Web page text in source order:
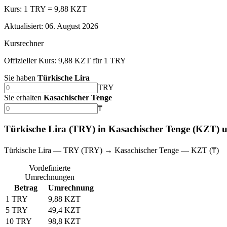
Kurs: 1 TRY = 9,88 KZT
Aktualisiert: 06. August 2026
Kursrechner
Offizieller Kurs: 9,88 KZT für 1 TRY
Sie haben Türkische Lira
TRY
Sie erhalten Kasachischer Tenge
₸
Türkische Lira (TRY) in Kasachischer Tenge (KZT)
Türkische Lira — TRY (TRY) → Kasachischer Tenge — KZT (₸)
Vordefinierte
Umrechnungen
Betrag
Umrechnung
1 TRY
9,88 KZT
5 TRY
49,4 KZT
10 TRY
98,8 KZT